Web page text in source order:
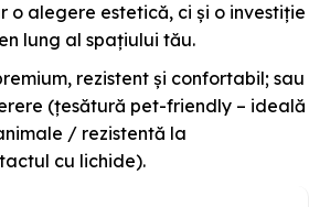
o alegere estetică, ci și o investiție
lung al spațiului tău.
rezistent și confortabil; sau
(țesătură pet-friendly – ideală
/ rezistentă la
cu lichide).